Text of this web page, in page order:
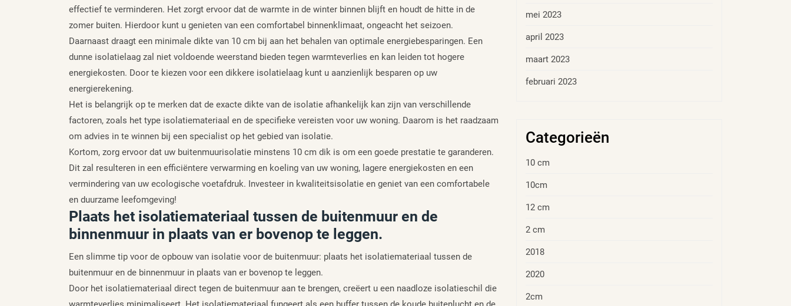
effectief te verminderen. Het zorgt ervoor dat de warmte in de winter binnen blijft en houdt de hitte in de
zomer buiten. Hierdoor kunt u genieten van een comfortabel binnenklimaat, ongeacht het seizoen.
Daarnaast draagt een minimale dikte van 10 cm bij aan het behalen van optimale energiebesparingen. Een
dunne isolatielaag zal niet voldoende weerstand bieden tegen warmteverlies en kan leiden tot hogere
energiekosten. Door te kiezen voor een dikkere isolatielaag kunt u aanzienlijk besparen op uw
energierekening.
Het is belangrijk op te merken dat de exacte dikte van de isolatie afhankelijk kan zijn van verschillende
factoren, zoals het type isolatiemateriaal en de specifieke vereisten voor uw woning. Daarom is het raadzaam
om advies in te winnen bij een specialist op het gebied van isolatie.
Kortom, zorg ervoor dat uw buitenmuurisolatie minstens 10 cm dik is om een goede prestatie te garanderen.
Dit zal resulteren in een efficiëntere verwarming en koeling van uw woning, lagere energiekosten en een
vermindering van uw ecologische voetafdruk. Investeer in kwaliteitsisolatie en geniet van een comfortabele
en duurzame leefomgeving!
Plaats het isolatiemateriaal tussen de buitenmuur en de
binnenmuur in plaats van er bovenop te leggen.
Een slimme tip voor de opbouw van isolatie voor de buitenmuur: plaats het isolatiemateriaal tussen de
buitenmuur en de binnenmuur in plaats van er bovenop te leggen.
Door het isolatiemateriaal direct tegen de buitenmuur aan te brengen, creëert u een naadloze isolatieschil die
mei 2023
april 2023
maart 2023
februari 2023
Categorieën
10 cm
10cm
12 cm
2 cm
2018
2020
2cm